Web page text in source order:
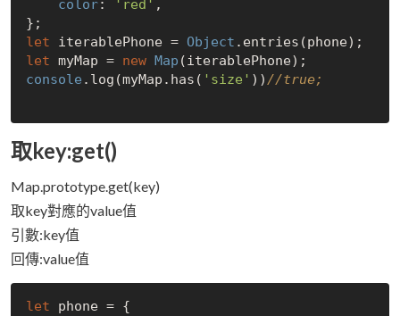
color: 'red' ,
let iterablePhone = Object
let myMap = new Map
console .log(myMap.has( 'size' )) //true;
取key:get()
Map.prototype.get(key)
取key對應的value值
引數:key值
回傳:value值
let phone = {